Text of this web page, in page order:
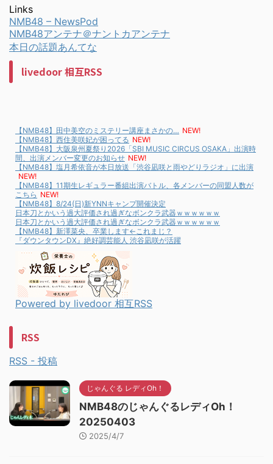
Links
NMB48 – NewsPod
NMB48アンテナ＠ナントカアンテナ
本日の話題あんてな
livedoor 相互RSS
【NMB48】田中美空のミステリー講座まさかの… NEW!
【NMB48】西住美咲妃が困ってる NEW!
【NMB48】大阪泉州夏祭り2026「SBI MUSIC CIRCUS OSAKA」出演時
間、出演メンバー変更のお知らせ NEW!
【NMB48】塩月希依音が本日放送「渋谷凪咲と雨やどりラジオ」に出演
NEW!
【NMB48】11期生レギュラー番組出演バトル、各メンバーの同盟人数が
こちら NEW!
【NMB48】8/24(日)新YNNキャンプ開催決定
日本刀とかいう過大評価され過ぎなボンクラ武器ｗｗｗｗｗｗ
日本刀とかいう過大評価され過ぎなボンクラ武器ｗｗｗｗｗｗ
【NMB48】新澤菜央、卒業します←これまじ？
『ダウンタウンDX』絶好調芸能人 渋谷凪咲が活躍
Powered by livedoor 相互RSS
RSS
RSS - 投稿
じゃんぐる レディOh！
NMB48のじゃんぐるレディOh！
20250403
2025/4/7